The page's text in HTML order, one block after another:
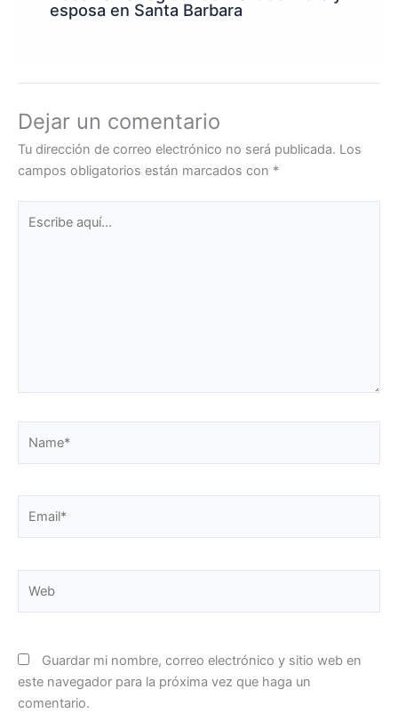
esposa en Santa Barbara
Dejar un comentario
Tu dirección de correo electrónico no será publicada. Los
campos obligatorios están marcados con *
Guardar mi nombre, correo electrónico y sitio web en
este navegador para la próxima vez que haga un
comentario.